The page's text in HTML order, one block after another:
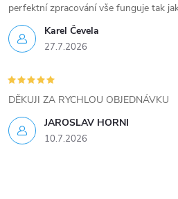
Karel Čevela
27.7.2026
perfektní zpracování vše funguje tak
JAROSLAV HORNI
10.7.2026
DĚKUJI ZA RYCHLOU OBJEDNÁVKU